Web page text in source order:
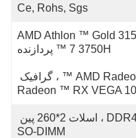
Ce, Rohs, Sgs
AMD Athlon ™ Gold
™ 7 3750H پردازنده
گرافیک AMD Radeon ™ ، گرافیک
Radeon ™ RX VEGA 10
کانال دوتایی DDR4 ، اسلات 2*260 پین
SO-DIMM